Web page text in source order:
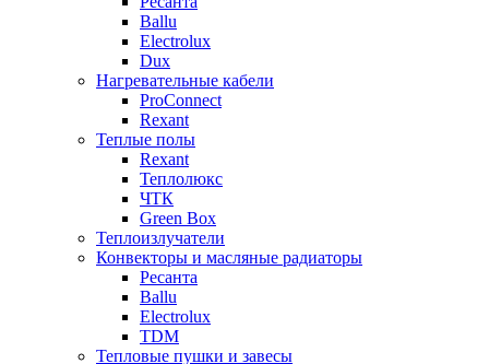
Ballu
Electrolux
Dux
Нагревательные кабели
ProConnect
Rexant
Теплые полы
Rexant
Теплолюкс
ЧТК
Green Box
Теплоизлучатели
Конвекторы и масляные радиаторы
Ресанта
Ballu
Electrolux
TDM
Тепловые пушки и завесы